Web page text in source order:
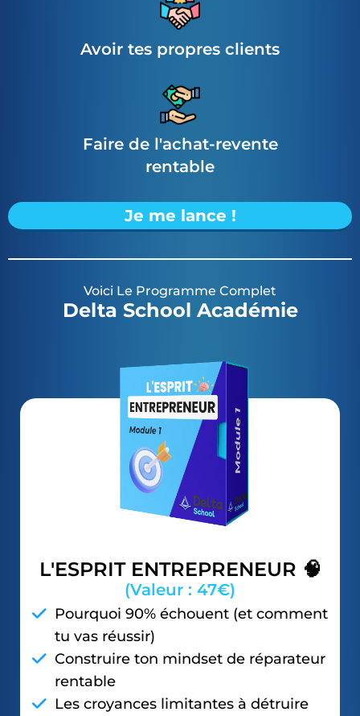
Avoir tes propres clients
Faire de l'achat-revente
rentable
Je me lance !
Voici Le Programme Complet
Delta School Académie
L'ESPRIT ENTREPRENEUR 🧠
(Valeur : 47€)
Pourquoi 90% échouent (et comment
tu vas réussir)
Construire ton mindset de réparateur
rentable
Les croyances limitantes à détruire